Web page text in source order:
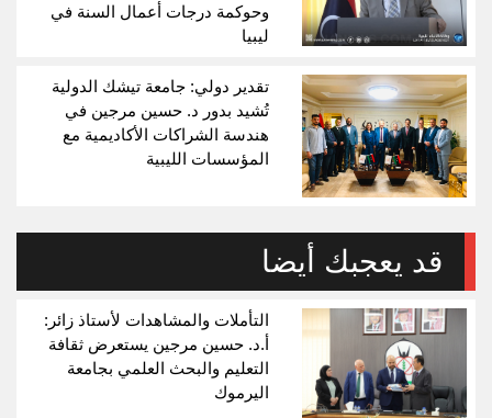
وحوكمة درجات أعمال السنة في
ليبيا
تقدير دولي: جامعة تيشك الدولية
تُشيد بدور د. حسين مرجين في
هندسة الشراكات الأكاديمية مع
المؤسسات الليبية
قد يعجبك أيضا
التأملات والمشاهدات لأستاذ زائر:
أ.د. حسين مرجين يستعرض ثقافة
التعليم والبحث العلمي بجامعة
اليرموك